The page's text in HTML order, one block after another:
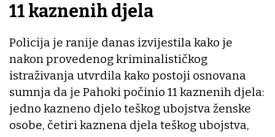
11 kaznenih djela
Policija je ranije danas izvijestila kako je
nakon provedenog kriminalističkog
istraživanja utvrdila kako postoji osnovana
sumnja da je Pahoki počinio 11 kaznenih djela:
jedno kazneno djelo teškog ubojstva ženske
osobe, četiri kaznena djela teškog ubojstva,